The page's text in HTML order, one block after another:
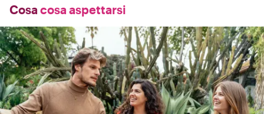
Cosa cosa aspettarsi